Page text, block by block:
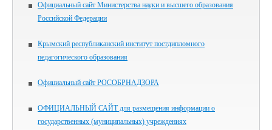
Официальный сайт Министерства науки и высшего образования
Российской Федерации
Крымский республиканский институт постдипломного
педагогического образования
Официальный сайт РОСОБРНАДЗОРА
ОФИЦИАЛЬНЫЙ САЙТ для размещения информации о
государственных (муниципальных) учреждениях